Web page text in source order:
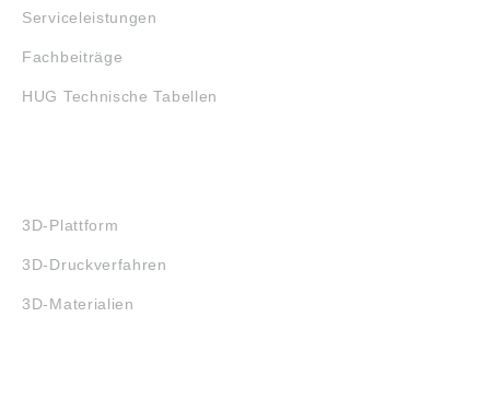
Serviceleistungen
Fachbeiträge
HUG Technische Tabellen
3D-Plattform
3D-Druckverfahren
3D-Materialien